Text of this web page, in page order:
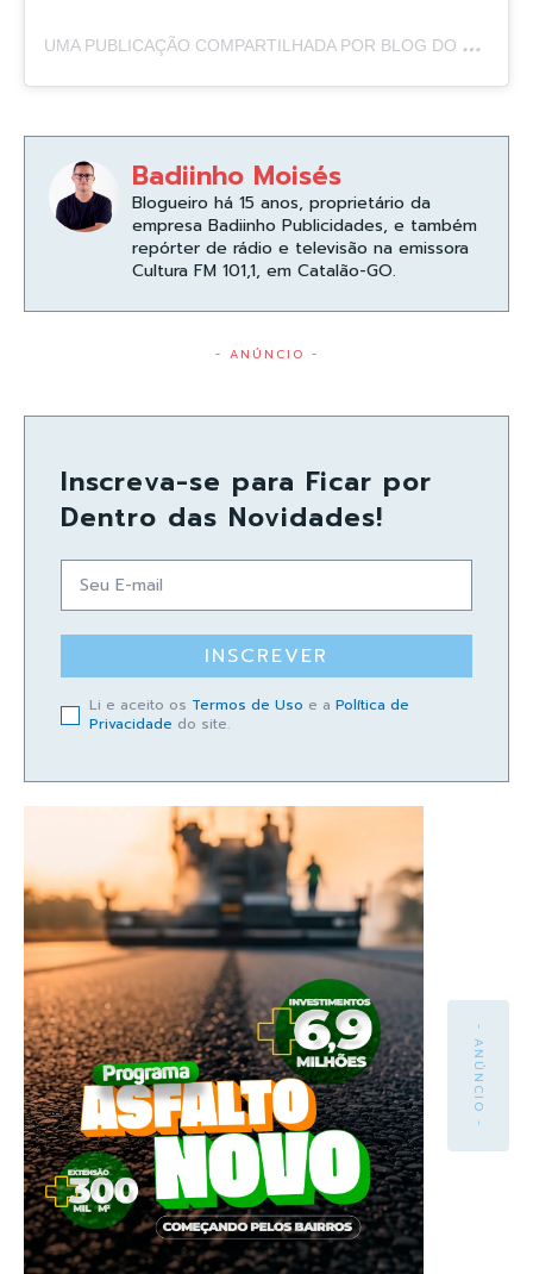
U
MA PUBLICAÇÃO COMPARTILHADA POR BLOG DO BADIINHO (@BLOGDOBADIINHO)
Badiinho Moisés
Blogueiro há 15 anos, proprietário da
empresa Badiinho Publicidades, e também
repórter de rádio e televisão na emissora
Cultura FM 101,1, em Catalão-GO.
- ANÚNCIO -
Inscreva-se para Ficar por
Dentro das Novidades!
INSCREVER
Li e aceito os Termos de Uso e a Política de
Privacidade do site.
- ANÚNCIO -